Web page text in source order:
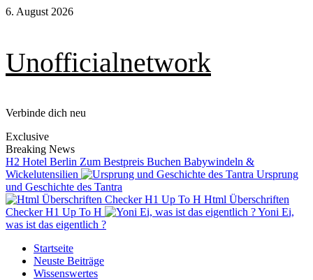
Skip
6. August 2026
Unofficialnetwork
Verbinde dich neu
Exclusive
Breaking News
H2 Hotel Berlin Zum Bestpreis Buchen Babywindeln &
Wickelutensilien
Ursprung
und Geschichte des Tantra
Html Überschriften
Checker H1 Up To H
Yoni Ei,
was ist das eigentlich ?
Primary
Menu
Startseite
Neuste Beiträge
Wissenswertes